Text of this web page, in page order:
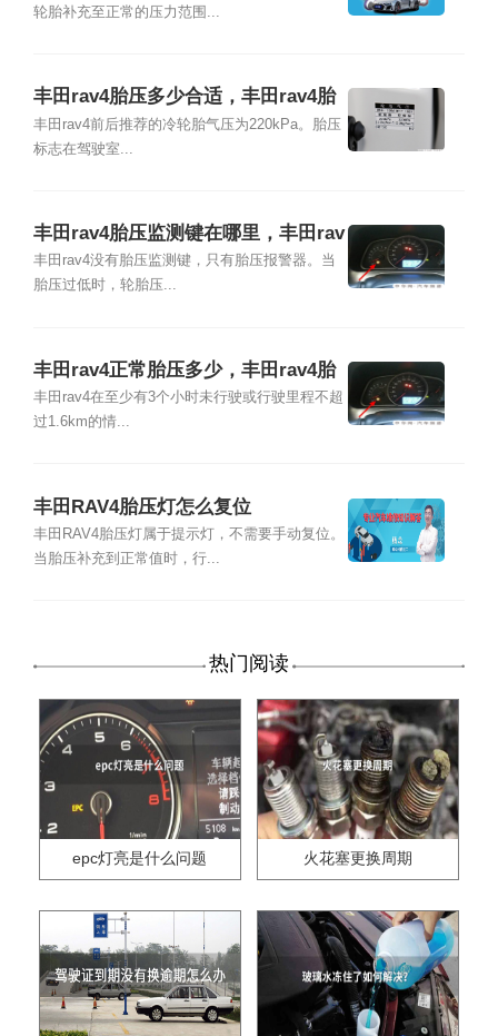
轮胎补充至正常的压力范围...
丰田rav4胎压多少合适，丰田rav4胎
压标志在哪里
丰田rav4前后推荐的冷轮胎气压为220kPa。胎压
标志在驾驶室...
丰田rav4胎压监测键在哪里，丰田rav
4是否有胎压报警器
丰田rav4没有胎压监测键，只有胎压报警器。当
胎压过低时，轮胎压...
丰田rav4正常胎压多少，丰田rav4胎
压怎么看
丰田rav4在至少有3个小时未行驶或行驶里程不超
过1.6km的情...
丰田RAV4胎压灯怎么复位
丰田RAV4胎压灯属于提示灯，不需要手动复位。
当胎压补充到正常值时，行...
热门阅读
epc灯亮是什么问题 火花塞更换周期